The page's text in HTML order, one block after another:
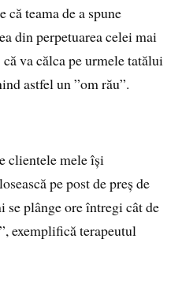
teama de a spune
din perpetuarea celei mai
va călca pe urmele tatălui
astfel un ”om rău”.
clientele mele își
pe post de preș de
plânge ore întregi cât de
exemplifică terapeutul